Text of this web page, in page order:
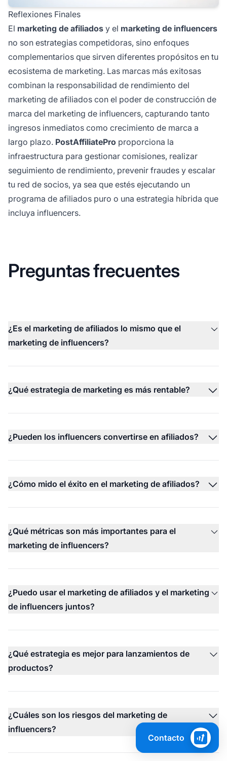
Reflexiones Finales
El marketing de afiliados y el marketing de influencers
no son estrategias competidoras, sino enfoques
complementarios que sirven diferentes propósitos en tu
ecosistema de marketing. Las marcas más exitosas
combinan la responsabilidad de rendimiento del
marketing de afiliados con el poder de construcción de
marca del marketing de influencers, capturando tanto
ingresos inmediatos como crecimiento de marca a
largo plazo. PostAffiliatePro proporciona la
infraestructura para gestionar comisiones, realizar
seguimiento de rendimiento, prevenir fraudes y escalar
tu red de socios, ya sea que estés ejecutando un
programa de afiliados puro o una estrategia híbrida que
incluya influencers.
Preguntas frecuentes
¿Es el marketing de afiliados lo mismo que el
marketing de influencers?
¿Qué estrategia de marketing es más rentable?
¿Pueden los influencers convertirse en afiliados?
¿Cómo mido el éxito en el marketing de afiliados?
¿Qué métricas son más importantes para el
marketing de influencers?
¿Puedo usar el marketing de afiliados y el marketing
de influencers juntos?
¿Qué estrategia es mejor para lanzamientos de
productos?
¿Cuáles son los riesgos del marketing de
influencers?
Contacto